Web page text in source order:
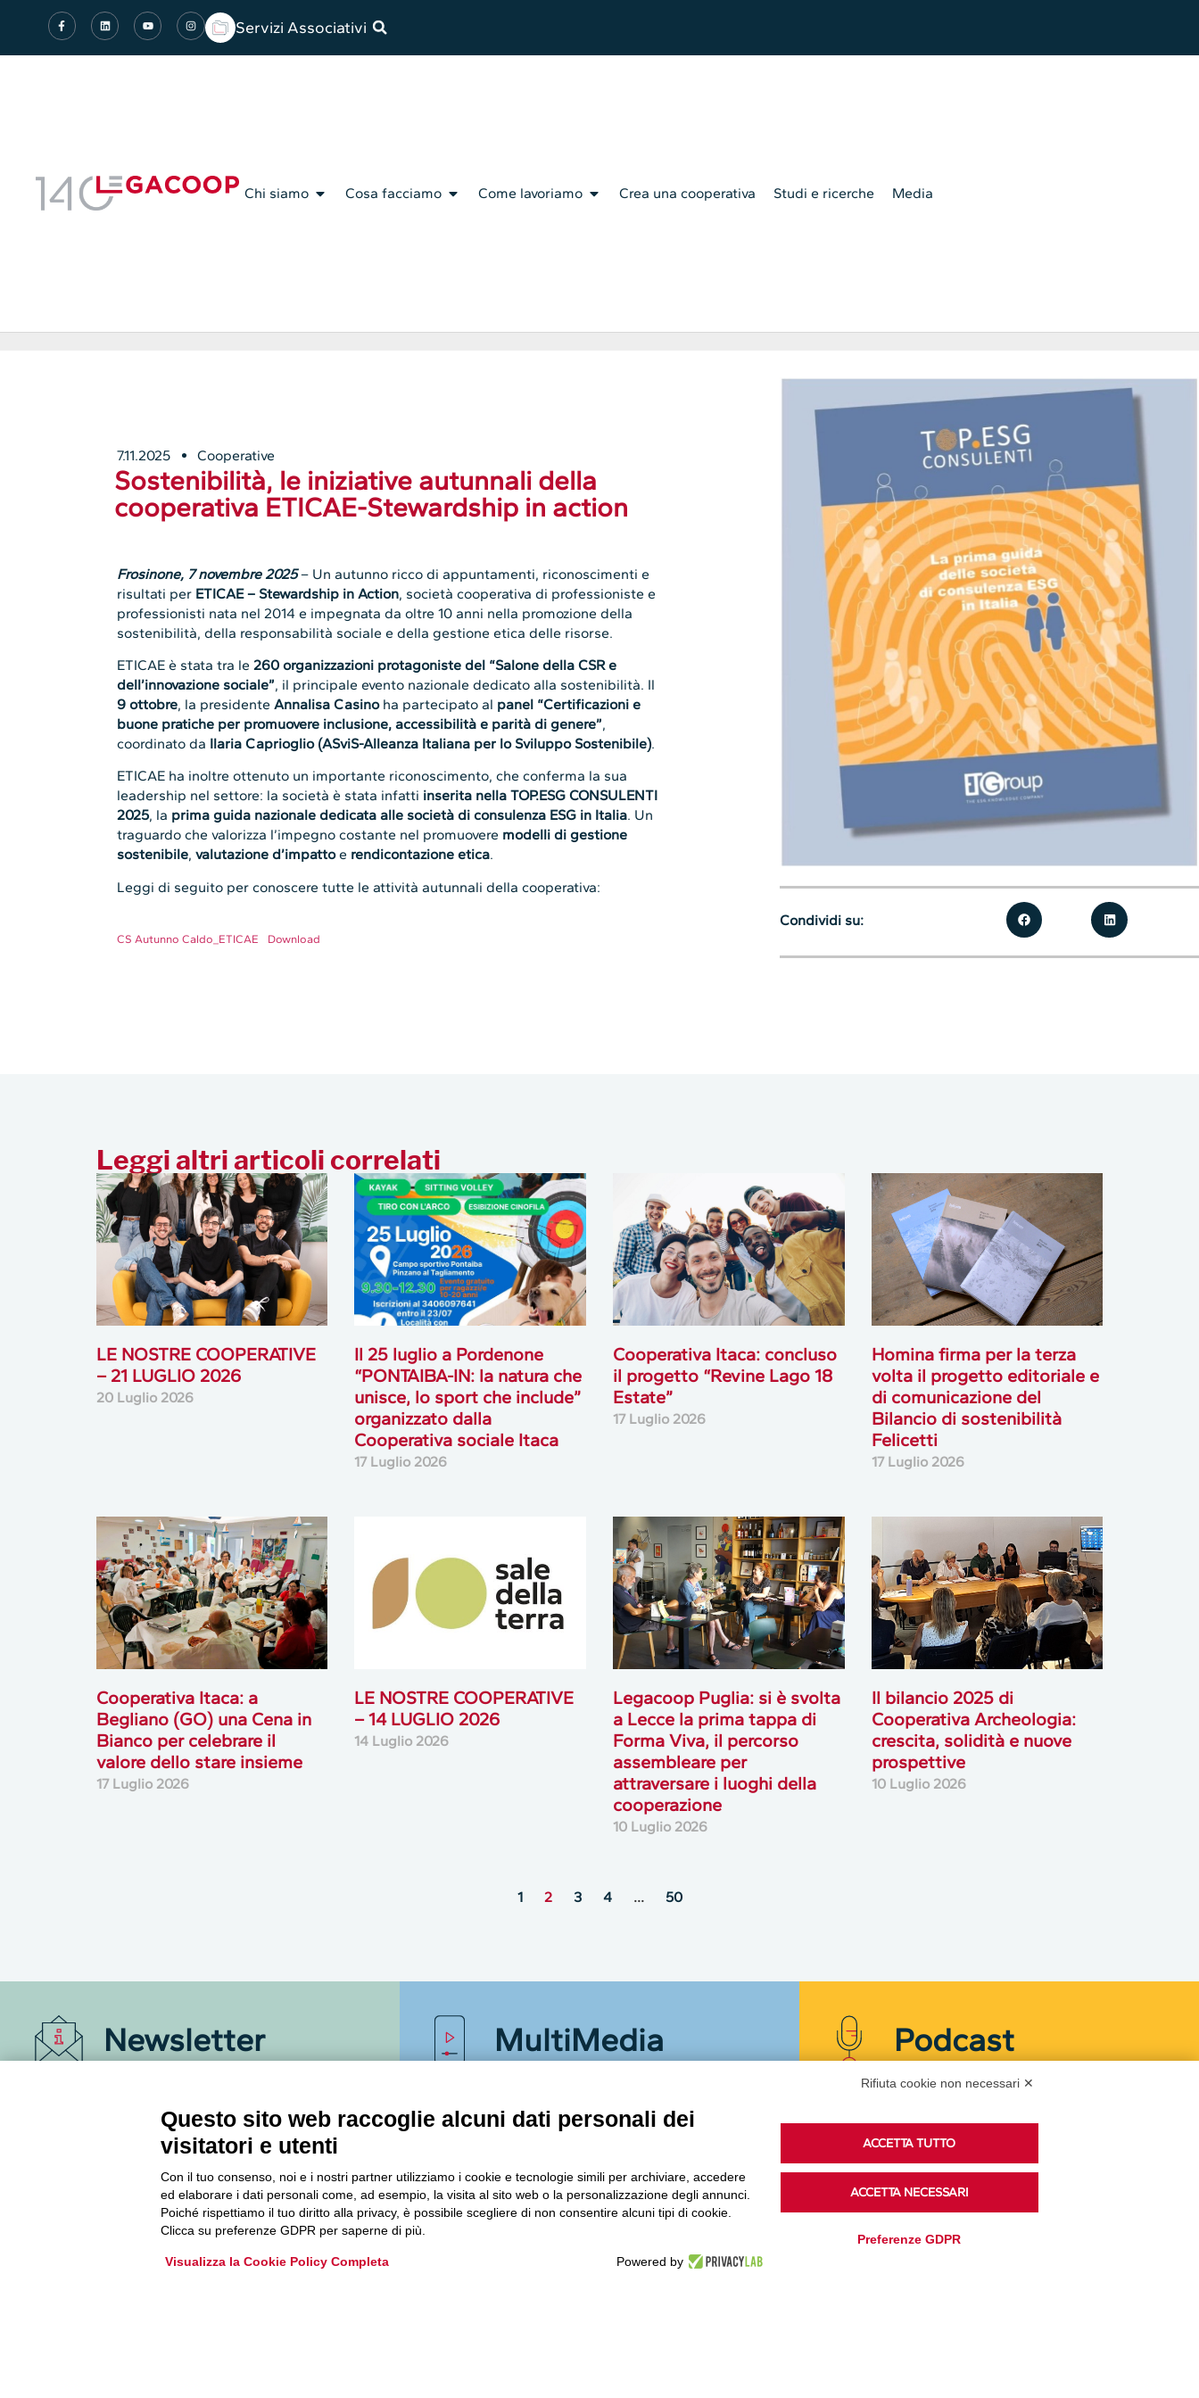
Servizi Associativi
Chi siamo Cosa facciamo Come lavoriamo Crea una cooperativa Studi e ricerche Media
7.11.2025 Cooperative
Sostenibilità, le iniziative autunnali della
cooperativa ETICAE-Stewardship in action
Frosinone, 7 novembre 2025– Un autunno ricco di appuntamenti, riconoscimenti e
risultati per ETICAE – Stewardship in Action, società cooperativa di professioniste e
professionisti nata nel 2014 e impegnata da oltre 10 anni nella promozione della
sostenibilità, della responsabilità sociale e della gestione etica delle risorse.
ETICAE è stata tra le260 organizzazioni protagoniste del “Salone della CSR e
dell’innovazione sociale”, il principale evento nazionale dedicato alla sostenibilità. Il
9 ottobre, la presidenteAnnalisa Casinoha partecipato al panel “Certificazioni e
buone pratiche per promuovere inclusione, accessibilità e parità di genere”,
coordinato da Ilaria Caprioglio (ASviS-Alleanza Italiana per lo Sviluppo Sostenibile).
ETICAE ha inoltre ottenuto un importante riconoscimento, che conferma la sua
leadership nel settore: la società è stata infatti inserita nella TOP.ESG CONSULENTI
2025, la prima guida nazionale dedicata alle società di consulenza ESG in Italia. Un
traguardo che valorizza l’impegno costante nel promuovere modelli di gestione
sostenibile,valutazione d’impattoe rendicontazione etica.
Leggi di seguito per conoscere tutte le attività autunnali della cooperativa:
CS Autunno Caldo_ETICAE Download
Condividi su:
Leggi altri articoli correlati
LE NOSTRE COOPERATIVE
– 21 LUGLIO 2026
20 Luglio 2026
Il 25 luglio a Pordenone
“PONTAIBA-IN: la natura che
unisce, lo sport che include”
organizzato dalla
Cooperativa sociale Itaca
17 Luglio 2026
Cooperativa Itaca: concluso
il progetto “Revine Lago 18
Estate”
17 Luglio 2026
Homina firma per la terza
volta il progetto editoriale e
di comunicazione del
Bilancio di sostenibilità
Felicetti
17 Luglio 2026
Cooperativa Itaca: a
Begliano (GO) una Cena in
Bianco per celebrare il
valore dello stare insieme
17 Luglio 2026
LE NOSTRE COOPERATIVE
– 14 LUGLIO 2026
14 Luglio 2026
Legacoop Puglia: si è svolta
a Lecce la prima tappa di
Forma Viva, il percorso
assembleare per
attraversare i luoghi della
cooperazione
10 Luglio 2026
Il bilancio 2025 di
Cooperativa Archeologia:
crescita, solidità e nuove
prospettive
10 Luglio 2026
1 2 3 4 … 50
Newsletter
Informazioni per restare sempre aggiornati sul
mondo della cooperazione.
Archivio Newsletter
MultiMedia
Guarda i nostri video, storie e webinar.
Accedi a Youtube
Podcast
su Spreaker.
Rifiuta cookie non necessari ✕
Questo sito web raccoglie alcuni dati personali dei
visitatori e utenti
Con il tuo consenso, noi e i nostri partner utilizziamo i cookie e tecnologie simili per archiviare, accedere
ed elaborare i dati personali come, ad esempio, la visita al sito web o la personalizzazione degli annunci.
Poiché rispettiamo il tuo diritto alla privacy, è possibile scegliere di non consentire alcuni tipi di cookie.
Clicca su preferenze GDPR per saperne di più.
Visualizza la Cookie Policy Completa Powered by
ACCETTA TUTTO
ACCETTA NECESSARI
Preferenze GDPR